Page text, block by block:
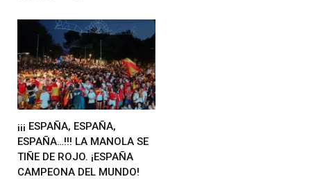
¡¡¡ ESPAÑA, ESPAÑA,
ESPAÑA…!!! LA MANOLA SE
TIÑE DE ROJO. ¡ESPAÑA
CAMPEONA DEL MUNDO!